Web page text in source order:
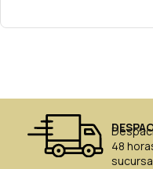
48